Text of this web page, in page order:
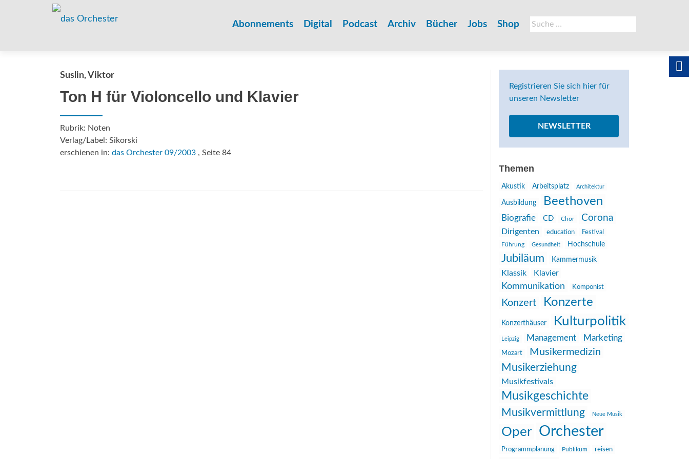
Suche
nach:
Abonnements Digital Podcast Archiv Bücher Jobs Shop
Suslin, Viktor
Ton H für Violoncello und Klavier
Rubrik: Noten
Verlag/Label: Sikorski
erschienen in: das Orchester 09/2003 , Seite 84
Registrieren Sie sich hier für
unseren Newsletter
NEWSLETTER
Themen
Akustik Arbeitsplatz Architektur
Ausbildung Beethoven
Biografie CD Chor Corona
Dirigenten education
Festival
Führung
Gesundheit Hochschule
Jubiläum Kammermusik
Klassik Klavier
Kommunikation Komponist
Konzert Konzerte
Konzerthäuser Kulturpolitik
Leipzig Management Marketing
Mozart Musikermedizin
Musikerziehung
Musikfestivals
Musikgeschichte
Musikvermittlung Neue Musik
Oper Orchester
Programmplanung Publikum reisen